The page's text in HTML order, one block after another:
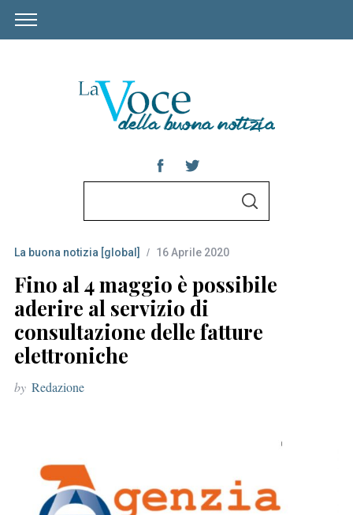
r
c
f
o
r
:
S
La buona notizia [global] 16 Aprile 2020
Fino al 4 maggio è possibile
aderire al servizio di
consultazione delle fatture
elettroniche
by Redazione